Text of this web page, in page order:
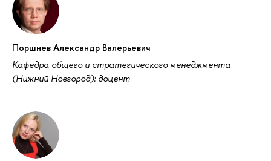
Поршнев Александр Валерьевич
Кафедра общего и стратегического менеджмента
(Нижний Новгород): доцент